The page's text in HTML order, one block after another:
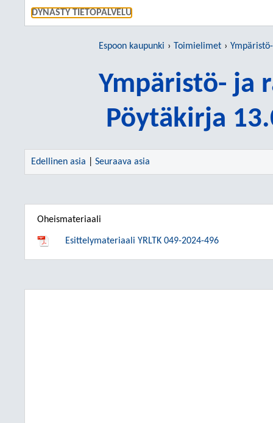
DYNASTY TIETOPALVELU
Espoon kaupunki Toimielimet
Ympäristö- ja
Pöytäkirja
Edellinen asia Seuraava asia
Oheismateriaali
Esittelymateriaali YRLTK 049-2024-496